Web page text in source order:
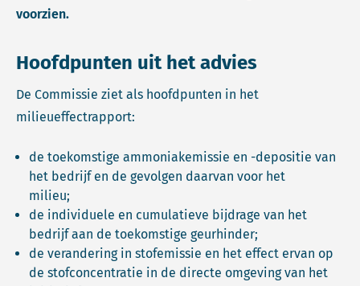
voorzien.
Hoofdpunten uit het advies
De Commissie ziet als hoofdpunten in het
milieueffectrapport:
de toekomstige ammoniakemissie en -depositie van
het bedrijf en de gevolgen daarvan voor het
milieu;
de individuele en cumulatieve bijdrage van het
bedrijf aan de toekomstige geurhinder;
de verandering in stofemissie en het effect ervan op
de stofconcentratie in de directe omgeving van het